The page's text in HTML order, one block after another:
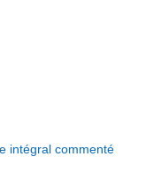
intégral commenté